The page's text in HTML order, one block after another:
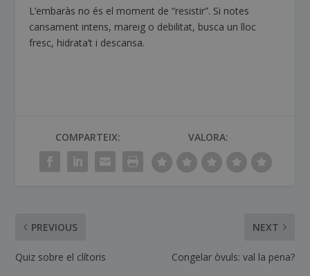
L’embaràs no és el moment de “resistir”. Si notes
cansament intens, mareig o debilitat, busca un lloc
fresc, hidrata’t i descansa.
COMPARTEIX: VALORA:
PREVIOUS
Quiz sobre el clítoris
NEXT
Congelar òvuls: val la pena?